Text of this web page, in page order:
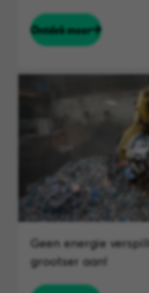
Ontdek meer
Geen energie
grootser aan!